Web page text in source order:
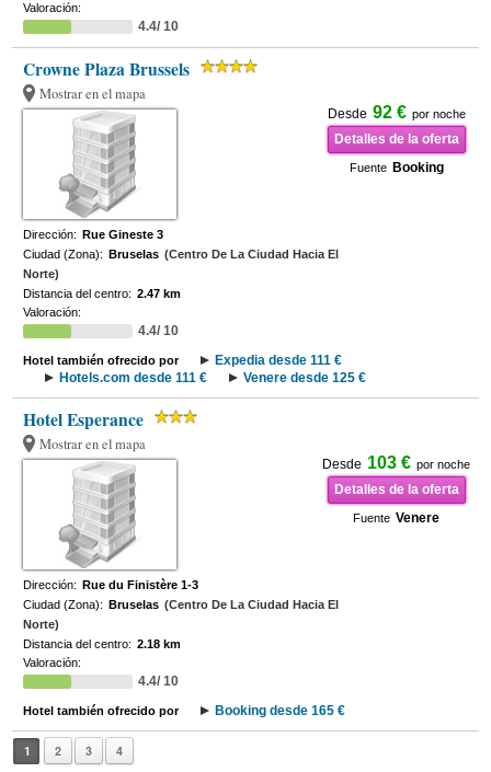
Valoración:
4.4/ 10
Crowne Plaza Brussels
Mostrar en el mapa
Desde 92 € por noche
Detalles de la oferta
Fuente Booking
Dirección: Rue Gineste 3
Ciudad (Zona): Bruselas (Centro De La Ciudad Hacia El
Norte)
Distancia del centro: 2.47 km
Valoración:
4.4/ 10
Hotel también ofrecido por
Expedia desde 111 €
Hotels.com desde 111 €
Venere desde 125 €
Hotel Esperance
Mostrar en el mapa
Desde 103 € por noche
Detalles de la oferta
Fuente Venere
Dirección: Rue du Finistère 1-3
Ciudad (Zona): Bruselas (Centro De La Ciudad Hacia El
Norte)
Distancia del centro: 2.18 km
Valoración:
4.4/ 10
Hotel también ofrecido por Booking desde 165 €
1 2 3 4